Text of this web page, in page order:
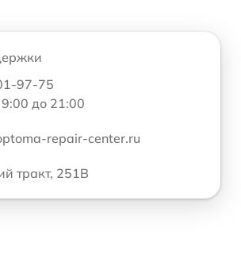
97-75
до 21:00
repair-center.ru
тракт, 251В